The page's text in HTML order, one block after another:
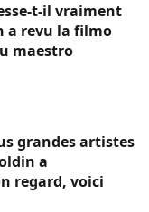
t-il vraiment
a revu la filmo
maestro
grandes artistes
a
regard, voici